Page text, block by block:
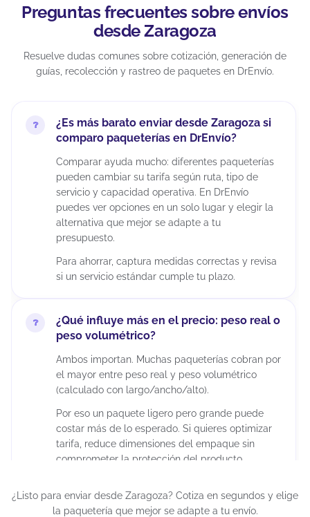
Preguntas frecuentes sobre envíos
desde Zaragoza
Resuelve dudas comunes sobre cotización, generación de
guías, recolección y rastreo de paquetes en DrEnvío.
¿Es más barato enviar desde Zaragoza si
comparo paqueterías en DrEnvío?
Comparar ayuda mucho: diferentes paqueterías
pueden cambiar su tarifa según ruta, tipo de
servicio y capacidad operativa. En DrEnvío
puedes ver opciones en un solo lugar y elegir la
alternativa que mejor se adapte a tu
presupuesto.
Para ahorrar, captura medidas correctas y revisa
si un servicio estándar cumple tu plazo.
¿Qué influye más en el precio: peso real o
peso volumétrico?
Ambos importan. Muchas paqueterías cobran por
el mayor entre peso real y peso volumétrico
(calculado con largo/ancho/alto).
Por eso un paquete ligero pero grande puede
costar más de lo esperado. Si quieres optimizar
tarifa, reduce dimensiones del empaque sin
comprometer la protección del producto.
¿Puedo enviar paquetes grandes desde
¿Listo para enviar desde Zaragoza? Cotiza en segundos y elige
la paquetería que mejor se adapte a tu envío.